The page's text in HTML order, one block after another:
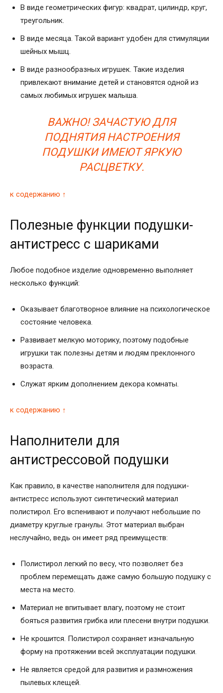
В виде геометрических фигур: квадрат, цилиндр, круг,
треугольник.
В виде месяца. Такой вариант удобен для стимуляции
шейных мышц.
В виде разнообразных игрушек. Такие изделия
привлекают внимание детей и становятся одной из
самых любимых игрушек малыша.
ВАЖНО! ЗАЧАСТУЮ ДЛЯ
ПОДНЯТИЯ НАСТРОЕНИЯ
ПОДУШКИ ИМЕЮТ ЯРКУЮ
РАСЦВЕТКУ.
к содержанию ↑
Полезные функции подушки-
антистресс с шариками
Любое подобное изделие одновременно выполняет
несколько функций:
Оказывает благотворное влияние на психологическое
состояние человека.
Развивает мелкую моторику, поэтому подобные
игрушки так полезны детям и людям преклонного
возраста.
Служат ярким дополнением декора комнаты.
к содержанию ↑
Наполнители для
антистрессовой подушки
Как правило, в качестве наполнителя для подушки-
антистресс используют синтетический материал
полистирол. Его вспенивают и получают небольшие по
диаметру круглые гранулы. Этот материал выбран
неслучайно, ведь он имеет ряд преимуществ:
Полистирол легкий по весу, что позволяет без
проблем перемещать даже самую большую подушку с
места на место.
Материал не впитывает влагу, поэтому не стоит
бояться развития грибка или плесени внутри подушки.
Не крошится. Полистирол сохраняет изначальную
форму на протяжении всей эксплуатации подушки.
Не является средой для развития и размножения
пылевых клещей.